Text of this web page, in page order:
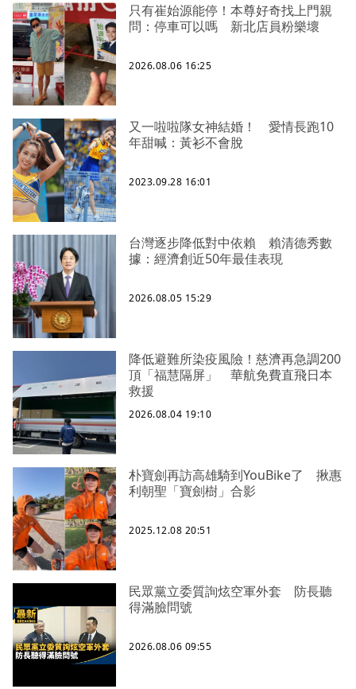
只有崔始源能停！本尊好奇找上門親
問：停車可以嗎 新北店員粉樂壞
2026.08.06 16:25
又一啦啦隊女神結婚！ 愛情長跑10
年甜喊：黃衫不會脫
2023.09.28 16:01
台灣逐步降低對中依賴 賴清德秀數
據：經濟創近50年最佳表現
2026.08.05 15:29
降低避難所染疫風險！慈濟再急調200
頂「福慧隔屏」 華航免費直飛日本
救援
2026.08.04 19:10
朴寶劍再訪高雄騎到YouBike了 揪惠
利朝聖「寶劍樹」合影
2025.12.08 20:51
民眾黨立委質詢炫空軍外套 防長聽
得滿臉問號
2026.08.06 09:55